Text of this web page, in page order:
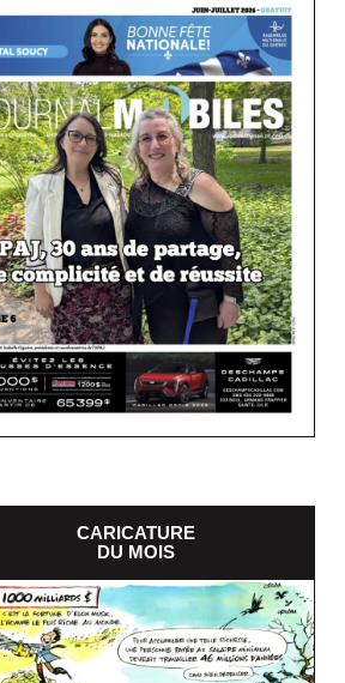
CARICATURE
DU MOIS